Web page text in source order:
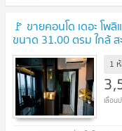
🚩 ขายคอนโด เดอะ โ
ขนาด 31.00 ตรม ใกล้
1